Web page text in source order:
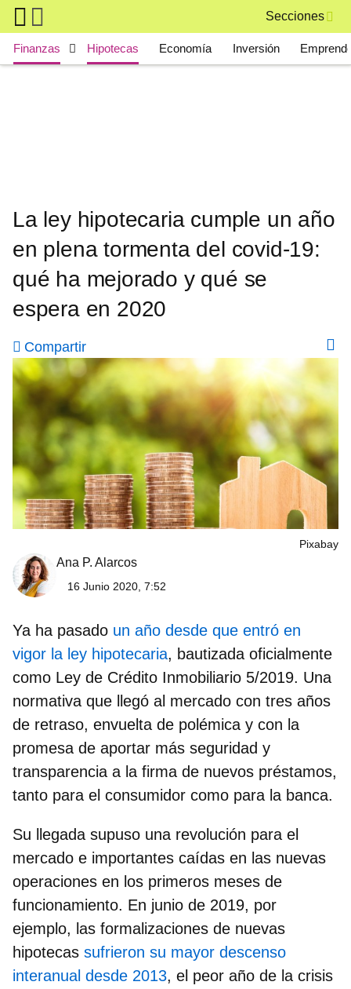
Skip to main content
Secciones
Main navigation
Finanzas Hipotecas Economía Inversión
La ley hipotecaria cumple un año
en plena tormenta del covid-19:
qué ha mejorado y qué se
espera en 2020
Compartir
Pixabay
Ana P. Alarcos
16 Junio 2020, 7:52
Ya ha pasado un año desde que entró en
vigor la ley hipotecaria, bautizada oficialmente
como Ley de Crédito Inmobiliario 5/2019. Una
normativa que llegó al mercado con tres años
de retraso, envuelta de polémica y con la
promesa de aportar más seguridad y
transparencia a la firma de nuevos préstamos,
tanto para el consumidor como para la banca.
Su llegada supuso una revolución para el
mercado e importantes caídas en las nuevas
operaciones en los primeros meses de
funcionamiento. En junio de 2019, por
ejemplo, las formalizaciones de nuevas
hipotecas sufrieron su mayor descenso
interanual desde 2013, el peor año de la crisis